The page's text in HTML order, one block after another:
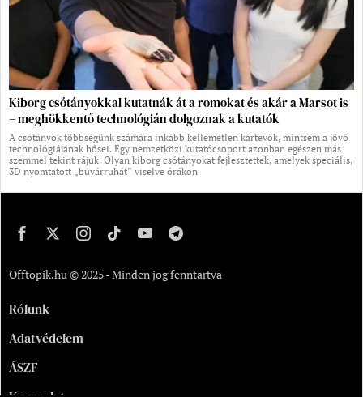
Kiborg csótányokkal kutatnák át a romokat és akár a Marsot is
– meghökkentő technológián dolgoznak a kutatók
A csótányok többségünk számára inkább kellemetlen kártevők, mintsem a jövő
technológiájának hősei. Egy nemzetközi kutatócsoport azonban egészen más
szemmel tekint rájuk. Olyan kiborg csótányokat fejlesztettek, amelyek speciális,
3D nyomtatott „búvárruhát” viselve órákon
Offtopik.hu © 2025 - Minden jog fenntartva
Rólunk
Adatvédelem
ÁSZF